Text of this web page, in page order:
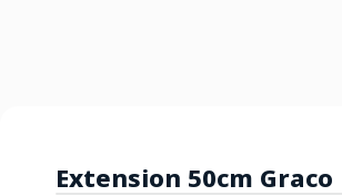
Extension 50cm Graco